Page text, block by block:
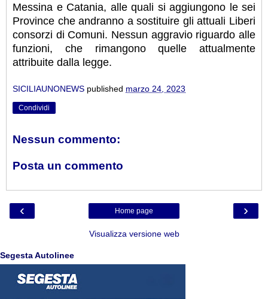
Messina e Catania, alle quali si aggiungono le sei
Province che andranno a sostituire gli attuali Liberi
consorzi di Comuni. Nessun aggravio riguardo alle
funzioni, che rimangono quelle attualmente
attribuite dalla legge.
SICILIAUNONEWS published marzo 24, 2023
Condividi
Nessun commento:
Posta un commento
‹ ›
Home page
Visualizza versione web
Segesta Autolinee